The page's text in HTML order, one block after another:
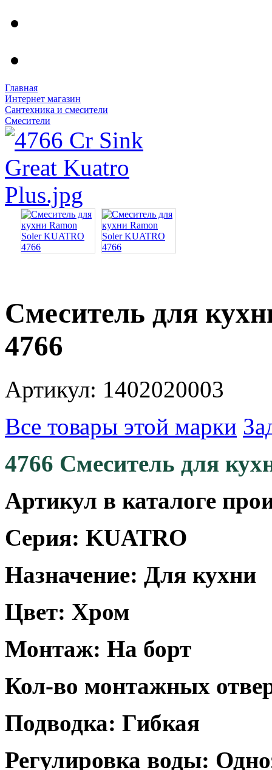
Главная
Интернет магазин
Сантехника и смесители
Смесители
Смеситель для
4766
Артикул: 1402020003
Все товары этой марки
4766 Смеситель для
Артикул в каталоге
Серия: KUATRO
Назначение: Для кухни
Цвет: Хром
Монтаж: На борт
Кол-во монтажных
Подводка: Гибкая
Регулировка воды: